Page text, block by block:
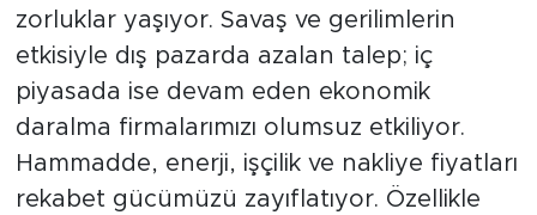
zorluklar yaşıyor. Savaş ve gerilimlerin
etkisiyle dış pazarda azalan talep; iç
piyasada ise devam eden ekonomik
daralma firmalarımızı olumsuz etkiliyor.
Hammadde, enerji, işçilik ve nakliye fiyatları
rekabet gücümüzü zayıflatıyor. Özellikle